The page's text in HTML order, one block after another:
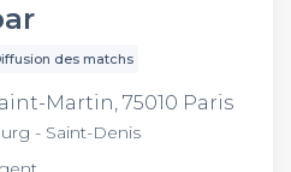
des matchs
Martin, 75010 Paris
- Saint-Denis